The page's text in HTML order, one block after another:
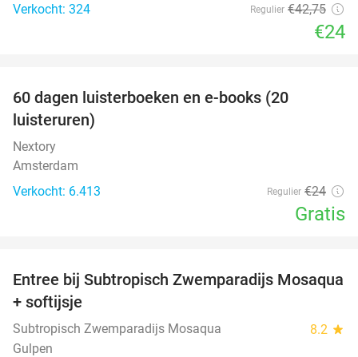
Verkocht: 324
Regulier €42,75
€24
60 dagen luisterboeken en e-books (20
luisteruren)
Nextory
Amsterdam
Verkocht: 6.413
Regulier €24
Gratis
25%
Entree bij Subtropisch Zwemparadijs Mosaqua
+ softijsje
Subtropisch Zwemparadijs Mosaqua 8.2 star
Gulpen